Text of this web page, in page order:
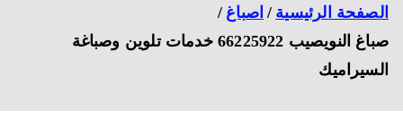
الرئيسية
اصباغ
صباغ النويصيب 66225922 خدمات تلوين وصباغة